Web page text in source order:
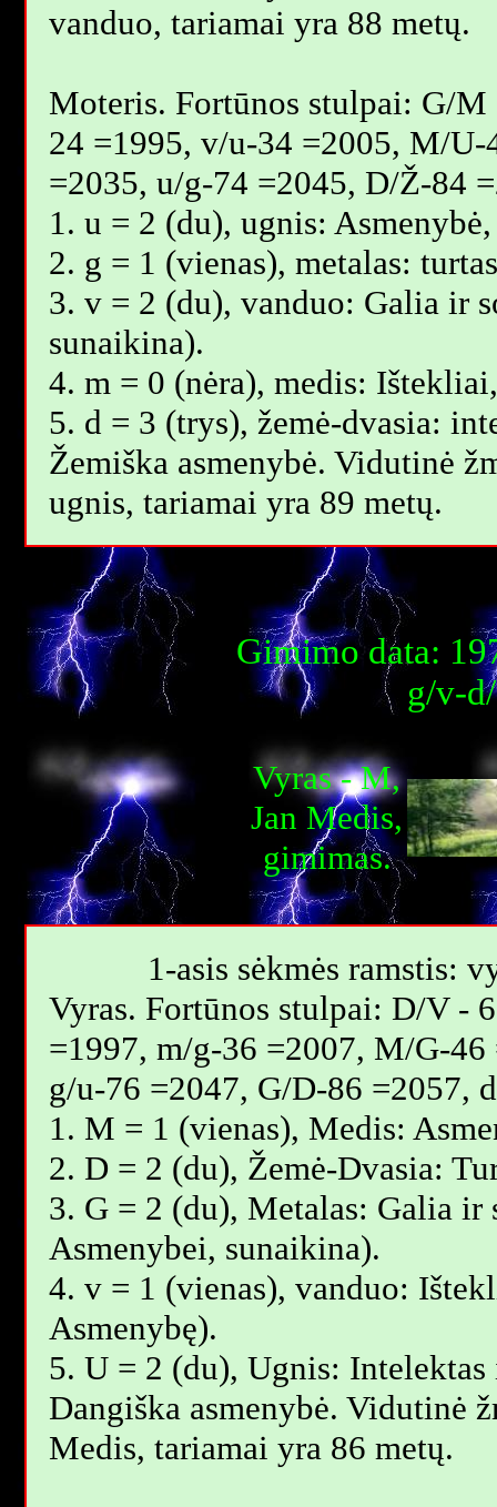
vanduo, tariamai yra 88 metų.
Moteris. Fortūnos stulpai: G/
24 =1995, v/u-34 =2005, M/
=2035, u/g-74 =2045, D/Ž-84
1. u = 2 (du), ugnis:
2. g = 1 (vienas), metalas:
3. v = 2 (du), vanduo: Galia ir
sunaikina).
4. m = 0 (nėra), medis:
5. d = 3 (trys), žemė-dvasia:
Žemiška asmenybė. Vidutinė
ugnis, tariamai yra 89 metų.
Gimimo data:
g/v-
Vyras - M,
Jan Мedis,
gimimas.
1-asis sėkmės ramstis:
Vyras. Fortūnos stulpai: D/V -
=1997, m/g-36 =2007, M/G-
g/u-76 =2047, G/D-86 =2057,
1. M = 1 (vienas), Medis:
2. D = 2 (du), Žemė-Dvasia:
3. G = 2 (du), Metalas: Galia ir
Asmenybei, sunaikina).
4. v = 1 (vienas), vanduo:
Asmenybę).
5. U = 2 (du), Ugnis:
Dangiška asmenybė. Vidutinė
Мedis, tariamai yra 86 metų.